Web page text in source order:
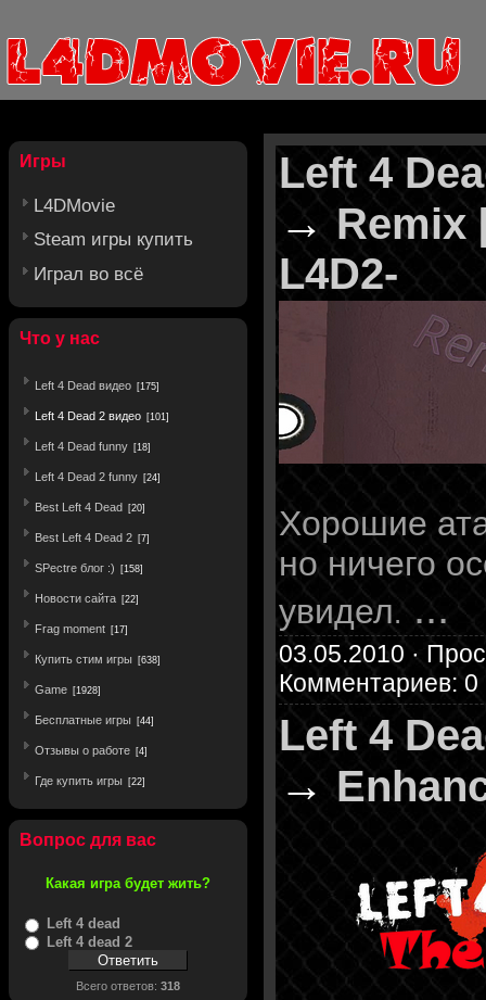
Игры
L4DMovie
Steam игры купить
Играл во всё
Что у нас
Left 4 Dead видео [175]
Left 4 Dead 2 видео [101]
Left 4 Dead funny [18]
Left 4 Dead 2 funny [24]
Best Left 4 Dead [20]
Best Left 4 Dead 2 [7]
SPectre блог :) [158]
Новости сайта [22]
Frag moment [17]
Купить стим игры [638]
Game [1928]
Бесплатные игры [44]
Отзывы о работе [4]
Где купить игры [22]
Вопрос для вас
Какая игра будет жить?
Left 4 dead
Left 4 dead 2
Всего ответов: 318
Left 4
→ Remix
L4D2-
Хорошие
но ничего
увидел. ...
03.05.2010 ·
Комментариев: 0
Left 4
→